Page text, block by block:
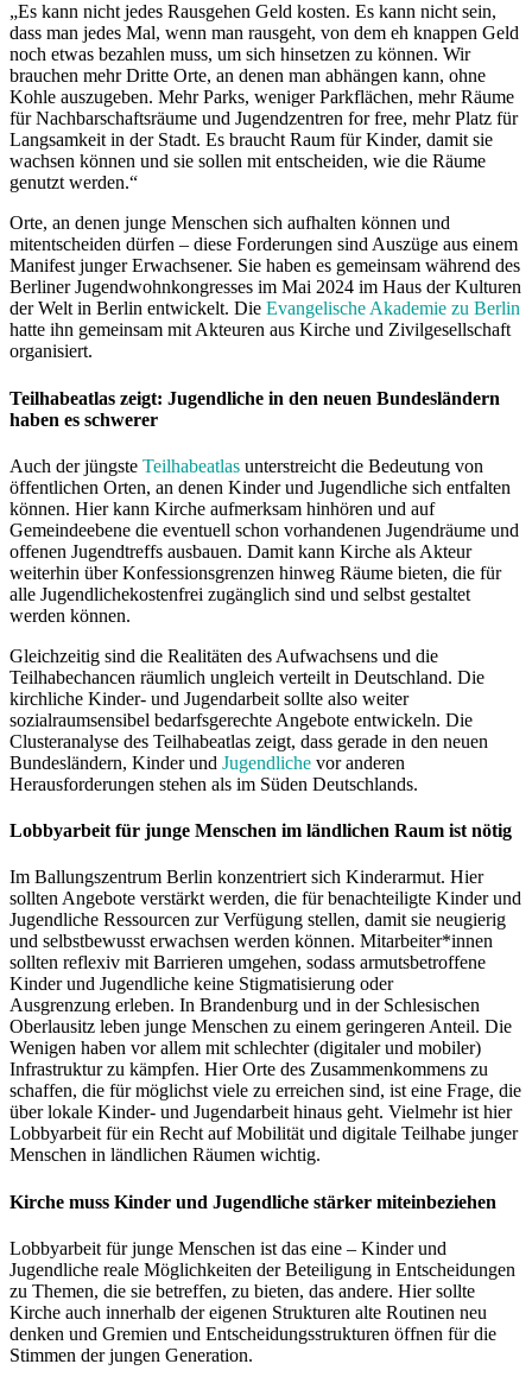
„Es kann nicht jedes Rausgehen Geld kosten. Es kann nicht sein,
dass man jedes Mal, wenn man rausgeht, von dem eh knappen Geld
noch etwas bezahlen muss, um sich hinsetzen zu können. Wir
brauchen mehr Dritte Orte, an denen man abhängen kann, ohne
Kohle auszugeben. Mehr Parks, weniger Parkflächen, mehr Räume
für Nachbarschaftsräume und Jugendzentren for free, mehr Platz für
Langsamkeit in der Stadt. Es braucht Raum für Kinder, damit sie
wachsen können und sie sollen mit entscheiden, wie die Räume
genutzt werden.“
Orte, an denen junge Menschen sich aufhalten können und
mitentscheiden dürfen – diese Forderungen sind Auszüge aus einem
Manifest junger Erwachsener. Sie haben es gemeinsam während des
Berliner Jugendwohnkongresses im Mai 2024 im Haus der Kulturen
der Welt in Berlin entwickelt. Die Evangelische Akademie zu Berlin
hatte ihn gemeinsam mit Akteuren aus Kirche und Zivilgesellschaft
organisiert.
Teilhabeatlas zeigt: Jugendliche in den neuen Bundesländern
haben es schwerer
Auch der jüngste Teilhabeatlas unterstreicht die Bedeutung von
öffentlichen Orten, an denen Kinder und Jugendliche sich entfalten
können. Hier kann Kirche aufmerksam hinhören und auf
Gemeindeebene die eventuell schon vorhandenen Jugendräume und
offenen Jugendtreffs ausbauen. Damit kann Kirche als Akteur
weiterhin über Konfessionsgrenzen hinweg Räume bieten, die für
alle Jugendlichekostenfrei zugänglich sind und selbst gestaltet
werden können.
Gleichzeitig sind die Realitäten des Aufwachsens und die
Teilhabechancen räumlich ungleich verteilt in Deutschland. Die
kirchliche Kinder- und Jugendarbeit sollte also weiter
sozialraumsensibel bedarfsgerechte Angebote entwickeln. Die
Clusteranalyse des Teilhabeatlas zeigt, dass gerade in den neuen
Bundesländern, Kinder und Jugendliche vor anderen
Herausforderungen stehen als im Süden Deutschlands.
Lobbyarbeit für junge Menschen im ländlichen Raum ist nötig
Im Ballungszentrum Berlin konzentriert sich Kinderarmut. Hier
sollten Angebote verstärkt werden, die für benachteiligte Kinder und
Jugendliche Ressourcen zur Verfügung stellen, damit sie neugierig
und selbstbewusst erwachsen werden können. Mitarbeiter*innen
sollten reflexiv mit Barrieren umgehen, sodass armutsbetroffene
Kinder und Jugendliche keine Stigmatisierung oder
Ausgrenzung erleben. In Brandenburg und in der Schlesischen
Oberlausitz leben junge Menschen zu einem geringeren Anteil. Die
Wenigen haben vor allem mit schlechter (digitaler und mobiler)
Infrastruktur zu kämpfen. Hier Orte des Zusammenkommens zu
schaffen, die für möglichst viele zu erreichen sind, ist eine Frage, die
über lokale Kinder- und Jugendarbeit hinaus geht. Vielmehr ist hier
Lobbyarbeit für ein Recht auf Mobilität und digitale Teilhabe junger
Menschen in ländlichen Räumen wichtig.
Kirche muss Kinder und Jugendliche stärker miteinbeziehen
Lobbyarbeit für junge Menschen ist das eine – Kinder und
Jugendliche reale Möglichkeiten der Beteiligung in Entscheidungen
zu Themen, die sie betreffen, zu bieten, das andere. Hier sollte
Kirche auch innerhalb der eigenen Strukturen alte Routinen neu
denken und Gremien und Entscheidungsstrukturen öffnen für die
Stimmen der jungen Generation.